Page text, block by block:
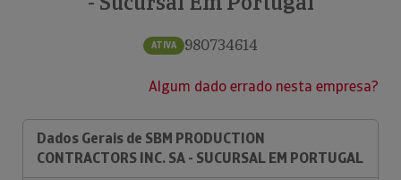
ATIVA 980734614
Algum dado errado nesta empresa?
Dados Gerais de SBM PRODUCTION
CONTRACTORS INC. SA - SUCURSAL EM PORTUGAL